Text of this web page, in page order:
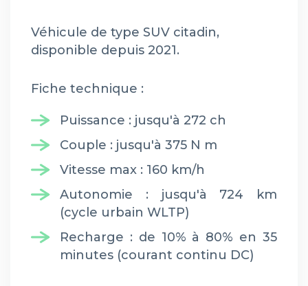
Véhicule de type SUV citadin,
disponible depuis 2021.
Fiche technique :
Puissance : jusqu'à 272 ch
Couple : jusqu'à 375 N m
Vitesse max : 160 km/h
Autonomie : jusqu'à 724 km
(cycle urbain WLTP)
Recharge : de 10% à 80% en 35
minutes (courant continu DC)